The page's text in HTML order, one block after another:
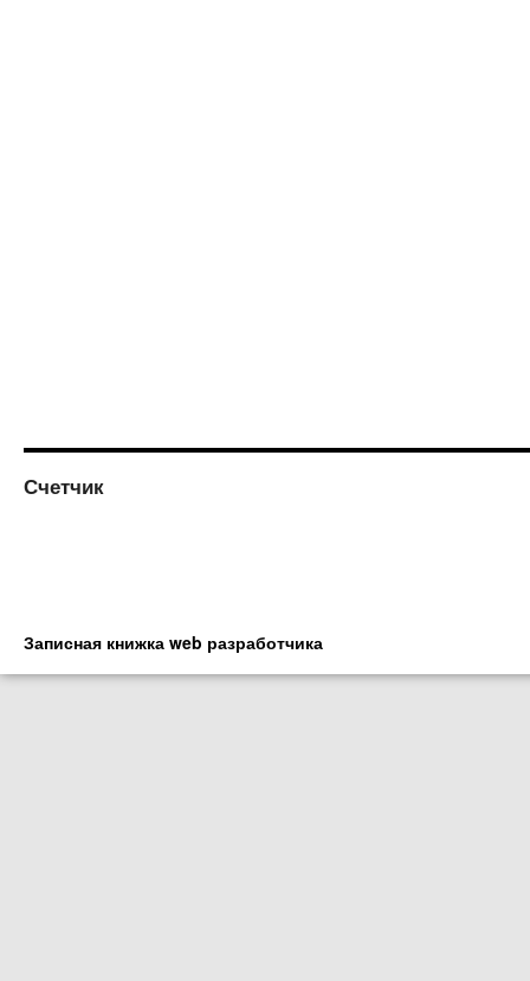
Счетчик
Записная книжка web разработчика